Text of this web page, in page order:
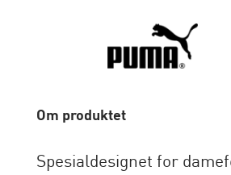
Om produktet
Spesialdesignet for